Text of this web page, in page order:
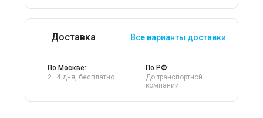
Доставка Все варианты доставки
По Москве:
2–4 дня, бесплатно
По РФ:
До транспортной
компании